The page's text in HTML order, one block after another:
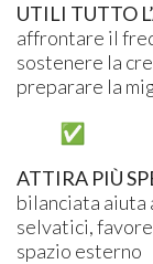
UTILI TUTTO
affrontare il
sostenere la
preparare la
ATTIRA PIÙ
bilanciata aiuta
selvatici,
spazio esterno